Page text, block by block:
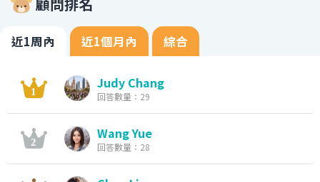
近1周內 近1個月內 綜合
Judy Chang
回答數量：29
Wang Yue
回答數量：28